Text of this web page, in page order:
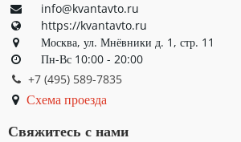
info@kvantavto.ru
https://kvantavto.ru
Москва, ул. Мнёвники д. 1, стр. 11
Пн-Вс 10:00 - 20:00
+7 (495) 589-7835
Схема проезда
Свяжитесь с нами